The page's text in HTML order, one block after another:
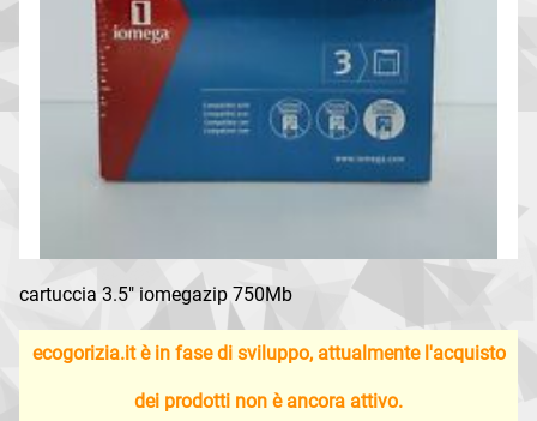
cartuccia 3.5" iomegazip 750Mb
ecogorizia.it è in fase di sviluppo, attualmente l'acquisto
dei prodotti non è ancora attivo.